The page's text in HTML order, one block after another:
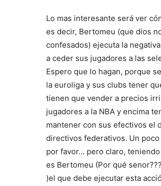
Lo mas interesante será ver
es decir, Bertomeu (que dios
confesados) ejecuta la
a ceder sus jugadores a las
Espero que lo hagan, porque
la euroliga y sus clubs tener
tienen que vender a precios
jugadores a la NBA y encima
mantener con sus efectivos el
directivos federativos. Un
por favor… pero claro,
es Bertomeu (Por qué
)el que debe ejecutar esta